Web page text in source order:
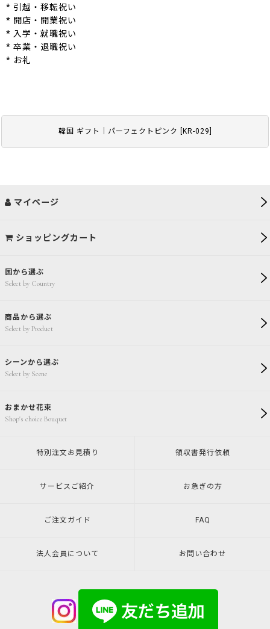
韓国 ギフト｜パーフェクトピンク KR-029
* 引越・移転祝い
* 開店・開業祝い
* 入学・就職祝い
* 卒業・退職祝い
* お礼
国から選ぶ
Select by Country
商品から選ぶ
Select by Product
シーンから選ぶ
Select by Scene
おまかせ花束
Shop's choice Bouquet
マイページ
ショッピングカート
特別注文 お見積り 領収書発行依頼
サービスご紹介 お急ぎの方
ご注文ガイド FAQ
法人会員について お問い合わせ